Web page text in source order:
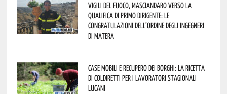
Vigili del Fuoco, Masciandaro verso la
qualifica di Primo Dirigente: le
congratulazioni dell’Ordine degli Ingegneri
di Matera
Case mobili e recupero dei borghi: la ricetta
di Coldiretti per i lavoratori stagionali
lucani